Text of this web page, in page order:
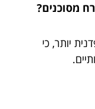
מסוכנים?
יותר, כי